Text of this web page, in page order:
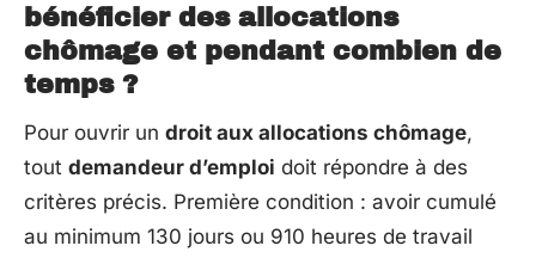
bénéficier des allocations
chômage et pendant combien de
temps ?
Pour ouvrir un droit aux allocations chômage,
tout demandeur d’emploi doit répondre à des
critères précis. Première condition : avoir cumulé
au minimum 130 jours ou 910 heures de travail